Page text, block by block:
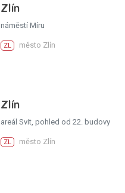
Zlín
náměstí Míru
ZL město Zlín
Zlín
areál Svit, pohled od 22. budovy
ZL město Zlín